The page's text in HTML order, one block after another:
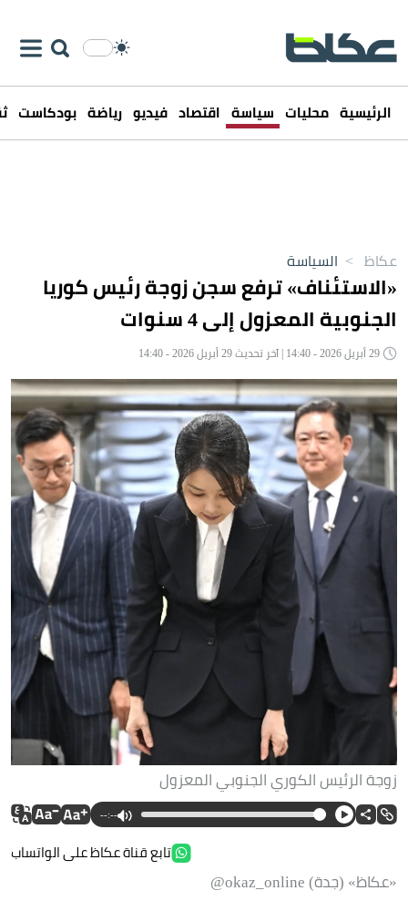
الرئيسية محليات سياسة اقتصاد فيديو رياضة بودكاست
عكاظ > السياسة
«الاستئناف» ترفع سجن زوجة رئيس كوريا
الجنوبية المعزول إلى 4 سنوات
زوجة الرئيس الكوري الجنوبي المعزول
--:--
تابع قناة عكاظ على الواتساب
«عكاظ» (جدة) okaz_online@